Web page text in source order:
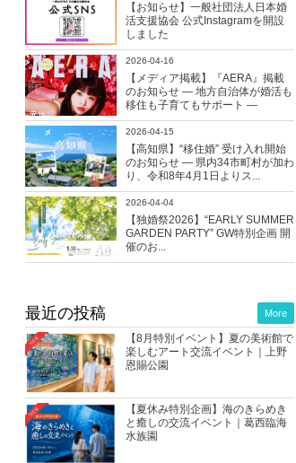
【お知らせ】一般社団法人日本婚
活支援協会 公式Instagramを開設
しました
2026-04-16
【メディア掲載】『AERA』掲載
のお知らせ ― 地方自治体が婚活も
移住も子育てもサポート ―
2026-04-15
【高知県】“移住婚” 受け入れ開始
のお知らせ ― 県内34市町村が加わ
り、令和8年4月1日よりス...
2026-04-04
【独婚祭2026】“EARLY SUMMER
GARDEN PARTY” GW特別企画 開
催のお...
最近の投稿
【8月特別イベント】夏の美術館で
楽しむアート交流イベント｜上野
恩賜公園
【夏休み特別企画】海のきらめき
と癒しの交流イベント｜葛西臨海
水族園
More